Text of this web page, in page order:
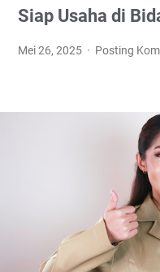
Siap Usaha di
Mei 26, 2025 Posting